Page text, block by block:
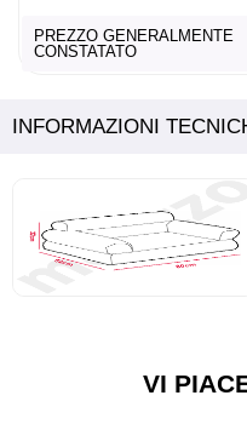
PREZZO GENERALMENTE
CONSTATATO
INFORMAZIONI
VI